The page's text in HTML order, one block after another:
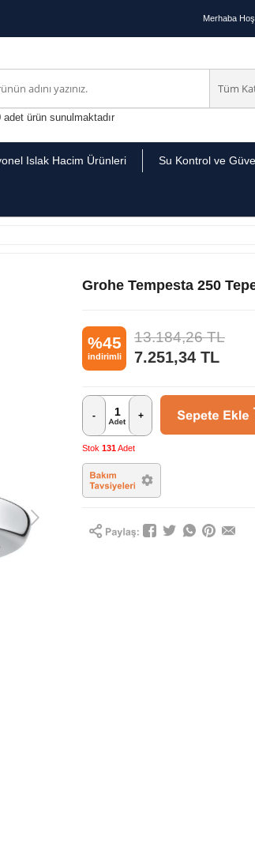
Merhaba
adet ürün sunulmaktadır
Islak Hacim Ürünleri Su Kontrol ve
Grohe Tempesta 250
%45
indirimli
13.184,26TL
7.251,34 TL
- +
Stok 131Adet